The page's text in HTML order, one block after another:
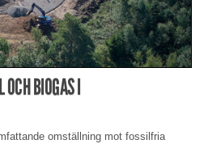
OCH BIOGAS I
omställning mot fossilfria